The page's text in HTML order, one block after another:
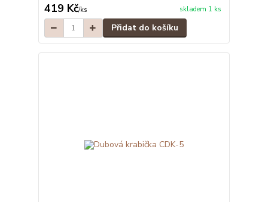
419 Kč/ks skladem 1 ks
Přidat do košíku